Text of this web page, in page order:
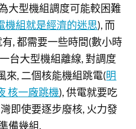
大型機組調度可能較困難
機組就是經濟的迷思), 而
, 都需要一些時間(數小時
台大型機組離線, 對調度
來, 二個核能機組跳電(明
核一廠跳機), 供電就要吃
即使要逐步廢核, 火力發
備幾組.